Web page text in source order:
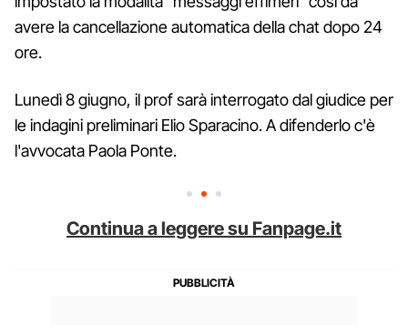
avere la cancellazione automatica della chat dopo 24
ore.
Lunedì 8 giugno, il prof sarà interrogato dal giudice per
le indagini preliminari Elio Sparacino. A difenderlo c'è
l'avvocata Paola Ponte.
Continua a leggere su Fanpage.it